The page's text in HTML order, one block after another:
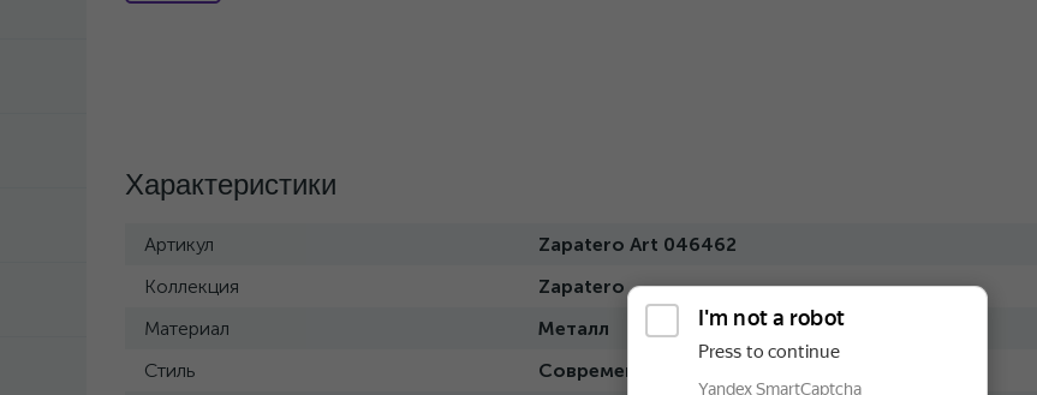
Характеристики
Артикул Zapatero Art 046462
Коллекция Zapatero
Материал Металл
Стиль Современный